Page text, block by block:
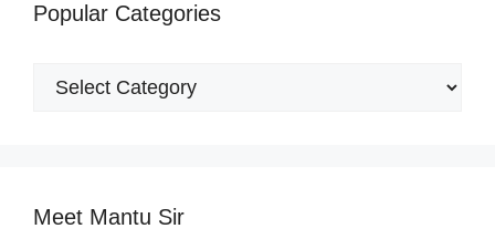
Popular Categories
Popular
Meet Mantu Sir